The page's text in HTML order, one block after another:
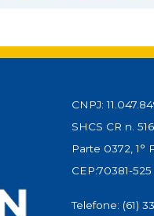
CNPJ:
SHCS CR n.
Parte 0372, 1°
CEP:70381-
Telefone: (61)